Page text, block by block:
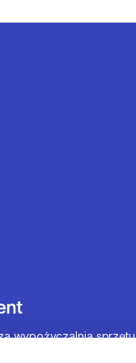
wypożyczalnia sprzętu